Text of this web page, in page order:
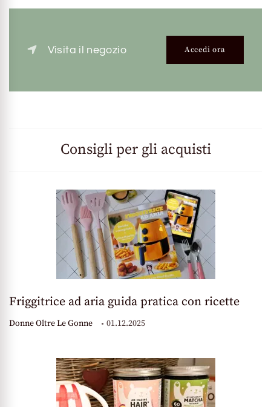
Visita il negozio Accedi ora
Consigli per gli acquisti
Friggitrice ad aria guida pratica con ricette
Donne Oltre Le Gonne 01.12.2025